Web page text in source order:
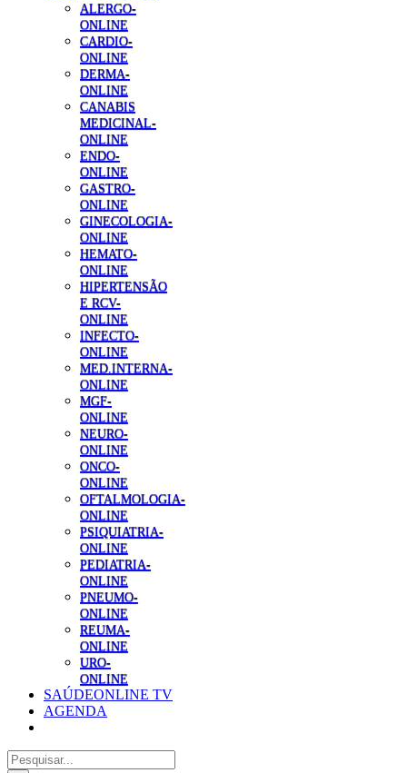
ALERGO-
ONLINE
CARDIO-
ONLINE
DERMA-
ONLINE
CANABIS
MEDICINAL-
ONLINE
ENDO-
ONLINE
GASTRO-
ONLINE
GINECOLOGIA-
ONLINE
HEMATO-
ONLINE
HIPERTENSÃO
E RCV-
ONLINE
INFECTO-
ONLINE
MED.INTERNA-
ONLINE
MGF-
ONLINE
NEURO-
ONLINE
ONCO-
ONLINE
OFTALMOLOGIA-
ONLINE
PSIQUIATRIA-
ONLINE
PEDIATRIA-
ONLINE
PNEUMO-
ONLINE
REUMA-
ONLINE
URO-
ONLINE
SAÚDEONLINE TV
AGENDA
Pesquisar